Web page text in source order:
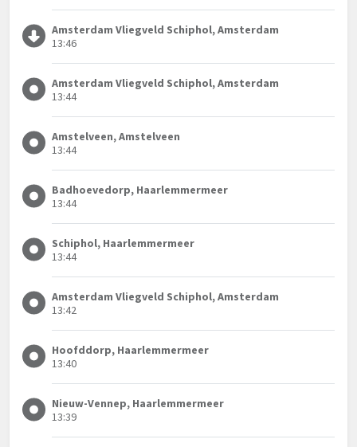
Amsterdam Vliegveld Schiphol, Amsterdam
13:46
Amsterdam Vliegveld Schiphol, Amsterdam
13:44
Amstelveen, Amstelveen
13:44
Badhoevedorp, Haarlemmermeer
13:44
Schiphol, Haarlemmermeer
13:44
Amsterdam Vliegveld Schiphol, Amsterdam
13:42
Hoofddorp, Haarlemmermeer
13:40
Nieuw-Vennep, Haarlemmermeer
13:39